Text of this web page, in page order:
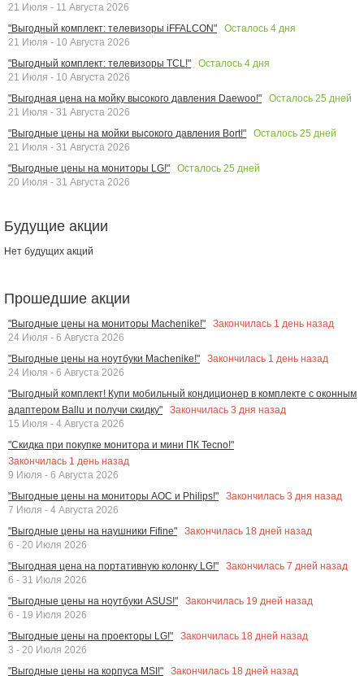
21 Июля - 11 Августа 2026
"Выгодный комплект: телевизоры iFFALCON"
Осталось 4 дня
21 Июля - 10 Августа 2026
"Выгодный комплект: телевизоры TCL!"
Осталось 4 дня
21 Июля - 10 Августа 2026
"Выгодная цена на мойку высокого давления Daewoo!"
Осталось 25 дней
21 Июля - 31 Августа 2026
"Выгодные цены на мойки высокого давления Bort!"
Осталось 25 дней
21 Июля - 31 Августа 2026
"Выгодные цены на мониторы LG!"
Осталось 25 дней
20 Июля - 31 Августа 2026
Будущие акции
Нет будущих акций
Прошедшие акции
"Выгодные цены на мониторы Machenike!" Закончилась 1 день назад
24 Июля - 6 Августа 2026
"Выгодные цены на ноутбуки Machenike!"
Закончилась 1 день назад
24 Июля - 6 Августа 2026
"Выгодный комплект! Купи мобильный кондиционер в комплекте с оконным
адаптером Ballu и получи скидку"
Закончилась 3 дня назад
15 Июля - 4 Августа 2026
"Скидка при покупке монитора и мини ПК Tecno!"
Закончилась 1 день назад
9 Июля - 6 Августа 2026
"Выгодные цены на мониторы AOC и Philips!"
Закончилась 3 дня назад
7 Июля - 4 Августа 2026
"Выгодные цены на наушники Fifine"
Закончилась 18 дней назад
6 - 20 Июля 2026
"Выгодная цена на портативную колонку LG!"
Закончилась 7 дней назад
6 - 31 Июля 2026
"Выгодные цены на ноутбуки ASUS!"
Закончилась 19 дней назад
6 - 19 Июля 2026
"Выгодные цены на проекторы LG!"
Закончилась 18 дней назад
3 - 20 Июля 2026
"Выгодные цены на корпуса MSI!"
Закончилась 18 дней назад